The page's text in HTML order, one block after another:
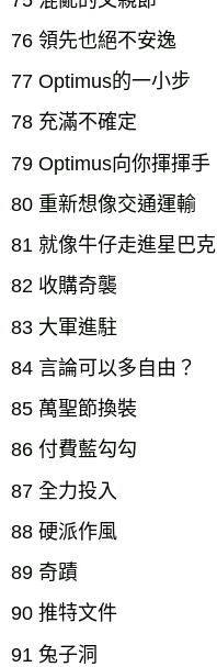
76 領先也絕不安逸
77 Optimus的一小步
78 充滿不確定
79 Optimus向你揮揮手
80 重新想像交通運輸
81 就像牛仔走進星巴克
82 收購奇襲
83 大軍進駐
84 言論可以多自由？
85 萬聖節換裝
86 付費藍勾勾
87 全力投入
88 硬派作風
89 奇蹟
90 推特文件
91 兔子洞